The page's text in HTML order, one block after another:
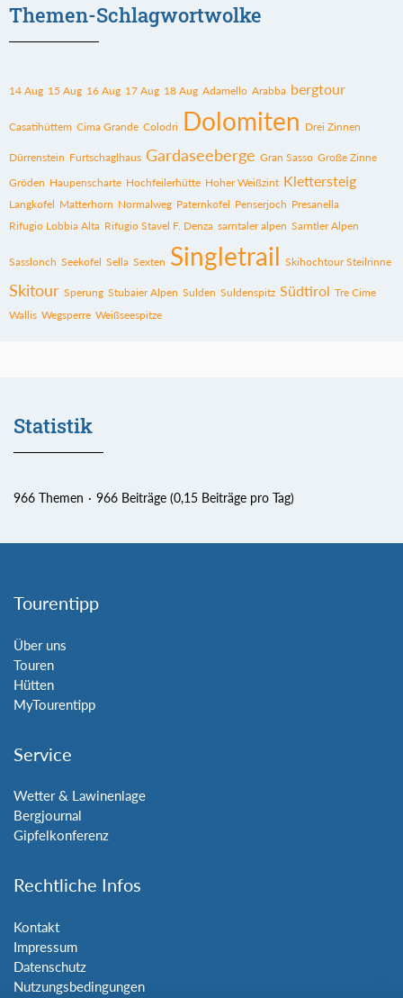
Themen-Schlagwortwolke
14 Aug 15 Aug 16 Aug 17 Aug 18 Aug Adamello Arabba bergtour
Casatihüttem Cima Grande Colodri Dolomiten Drei Zinnen
Dürrenstein Furtschaglhaus Gardaseeberge Gran Sasso Große Zinne
Gröden Haupenscharte Hochfeilerhütte Hoher Weißzint Klettersteig
Langkofel Matterhorn Normalweg Paternkofel Penserjoch Presanella
Rifugio Lobbia Alta Rifugio Stavel F. Denza sarntaler alpen Sarntler Alpen
Sasslonch Seekofel Sella Sexten Singletrail Skihochtour Steilrinne
Skitour Sperung Stubaier Alpen Sulden Suldenspitz Südtirol Tre Cime
Wallis Wegsperre Weißseespitze
Statistik
966 Themen 966 Beiträge (0,15 Beiträge pro Tag)
Tourentipp
Über uns
Touren
Hütten
MyTourentipp
Service
Wetter & Lawinenlage
Bergjournal
Gipfelkonferenz
Rechtliche Infos
Kontakt
Impressum
Datenschutz
Nutzungsbedingungen